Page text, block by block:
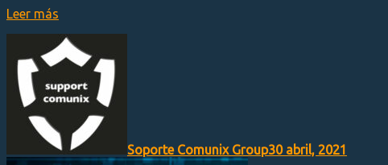
Leer más
Soporte Comunix Group30 abril, 2021